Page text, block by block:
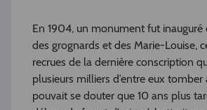
En 1904, un monument fut
des grognards et des Marie-Louise,
recrues de la dernière conscription
plusieurs milliers d’entre eux
pouvait se douter que 10 ans plus